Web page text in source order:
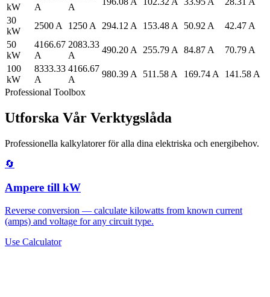
kW
A
A
30
kW
2500 A 1250 A 294.12 A 153.48 A 50.92 A
42.47 A
50
kW
4166.67
A
2083.33
A
490.20 A 255.79 A 84.87 A
70.79 A
100
kW
8333.33
A
4166.67
A
980.39 A 511.58 A 169.74 A
141.58 A
Professional Toolbox
Utforska Vår Verktygslåda
Professionella kalkylatorer för alla dina elektriska och energibehov.
🔄
Ampere till kW
Reverse conversion — calculate kilowatts from known current
(amps) and voltage for any circuit type.
Use Calculator